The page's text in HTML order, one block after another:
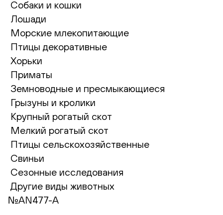
Собаки и кошки
Лошади
Морские млекопитающие
Птицы декоративные
Хорьки
Приматы
Земноводные и пресмыкающиеся
Грызуны и кролики
Крупный рогатый скот
Мелкий рогатый скот
Птицы сельскохозяйственные
Свиньи
Сезонные исследования
Другие виды животных
№AN477-A